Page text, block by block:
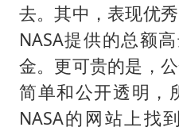
去。其中，表现优
NASA提供的总额
金。更可贵的是，
简单和公开透明，
NASA的网站上找